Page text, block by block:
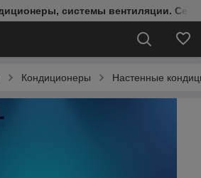
системы вентиляции.
Кондиционеры Настенные